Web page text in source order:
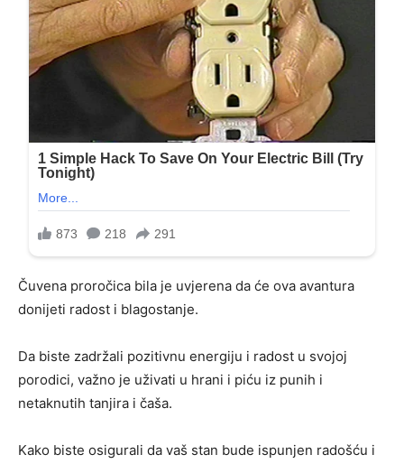
Čuvena proročica bila je uvjerena da će ova avantura
donijeti radost i blagostanje.
Da biste zadržali pozitivnu energiju i radost u svojoj
porodici, važno je uživati ​​u hrani i piću iz punih i
netaknutih tanjira i čaša.
Kako biste osigurali da vaš stan bude ispunjen radošću i